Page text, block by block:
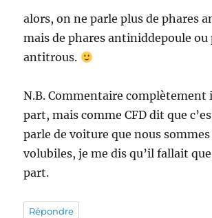
alors, on ne parle plus de phares
mais de phares antiniddepoule ou
antitrous.
N.B. Commentaire complètement
part, mais comme CFD dit que
parle de voiture que nous
volubiles, je me dis qu’il fallait
part.
Répondre